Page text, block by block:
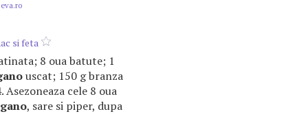
si feta
8 oua batute; 1
uscat; 150 g branza
Asezoneaza cele 8 oua
, sare si piper, dupa